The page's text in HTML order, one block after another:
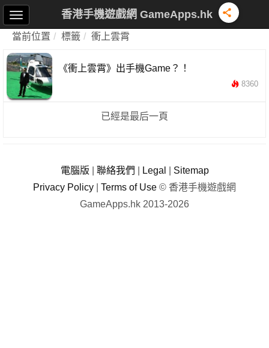
香港手機遊戲網 GameApps.hk
當前位置 標籤 衝上雲霄
《衝上雲霄》出手機Game？！
8360
已經是最后一頁
電腦版 聯絡我們 Legal
Sitemap
Privacy Policy
Terms of Use © 香港手機遊戲網
GameApps.hk 2013-2026